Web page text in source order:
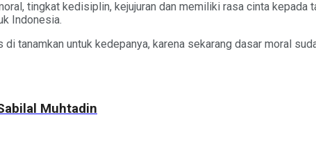
tingkat kedisiplin, kejujuran dan memiliki rasa cinta
Indonesia.
tanamkan untuk kedepanya, karena sekarang dasar moral
Muhtadin